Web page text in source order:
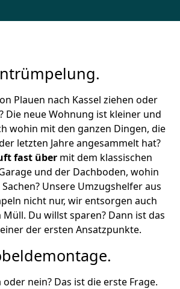
Plauen nach Kassel ziehen oder
? Die neue Wohnung ist kleiner und
wohin mit den ganzen Dingen, die
letzten Jahre angesammelt hat?
fast übermit dem klassischen
und der Dachboden, wohin
Unsere Umzugshelfer aus
nicht nur, wir entsorgen auch
Du willst sparen? Dann ist das
der ersten Ansatzpunkte.
nein? Das ist die erste Frage.